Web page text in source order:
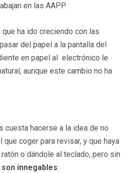
en las AAPP.
ha ido creciendo con las
del papel a la pantalla del
en papel al electrónico le
aunque este cambio no ha
cuesta hacerse a la idea de no
que coger para revisar, y que haya
o dándole al teclado, pero sin
innegables.